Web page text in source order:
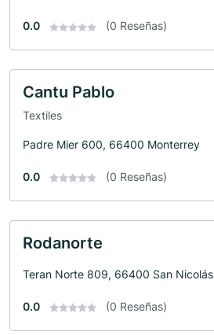
0.0 (0 Reseñas)
Cantu Pablo
Textiles
Padre Mier 600, 66400 Monterrey
0.0 (0 Reseñas)
Rodanorte
Teran Norte 809, 66400 San
0.0 (0 Reseñas)